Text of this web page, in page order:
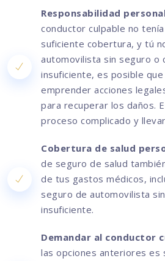
Responsabilidad
conductor culpable no
suficiente cobertura, y tú
automovilista sin seguro o
insuficiente, es posible
emprender acciones
para recuperar los daños.
proceso complicado y
Cobertura de salud
de seguro de salud
de tus gastos médicos,
seguro de automovilista
insuficiente.
Demandar al conductor
las opciones anteriores es